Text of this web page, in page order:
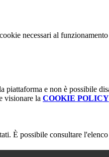
necessari al
piattaforma e non è possibile
visionare la COOKIE POLICY
È possibile consultare